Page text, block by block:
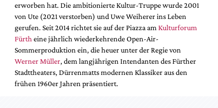
Suche
erworben hat. Die ambitionierte Kultur-Truppe wurde 2001
von Ute (2021 verstorben) und Uwe Weiherer ins Leben
gerufen. Seit 2014 richtet sie auf der Piazza am Kulturforum
Fürth eine jährlich wiederkehrende Open-Air-
Sommerproduktion ein, die heuer unter der Regie von
Werner Müller, dem langjährigen Intendanten des Fürther
Stadttheaters, Dürrenmatts modernen Klassiker aus den
frühen 1960er Jahren präsentiert.